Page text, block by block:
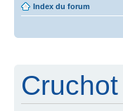
Index du forum